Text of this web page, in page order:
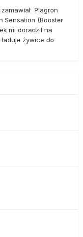
Plagron
Sensation (Booster
mi doradził na
żywice do